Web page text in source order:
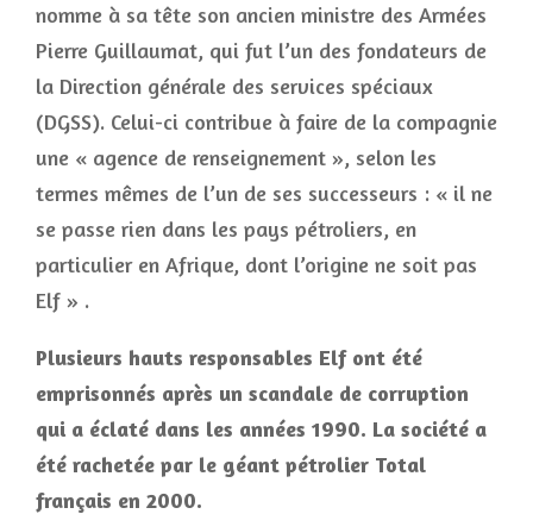
nomme à sa tête son ancien ministre des Armées
Pierre Guillaumat, qui fut l’un des fondateurs de
la Direction générale des services spéciaux
(DGSS). Celui-ci contribue à faire de la compagnie
une « agence de renseignement », selon les
termes mêmes de l’un de ses successeurs : « il ne
se passe rien dans les pays pétroliers, en
particulier en Afrique, dont l’origine ne soit pas
Elf » .
Plusieurs hauts responsables Elf ont été
emprisonnés après un scandale de corruption
qui a éclaté dans les années 1990. La société a
été rachetée par le géant pétrolier Total
français en 2000.